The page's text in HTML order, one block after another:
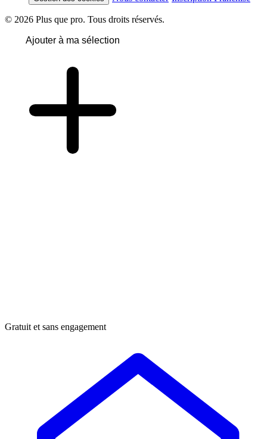
© 2026 Plus que pro. Tous droits réservés.
Ajouter à ma sélection
Gratuit et sans engagement